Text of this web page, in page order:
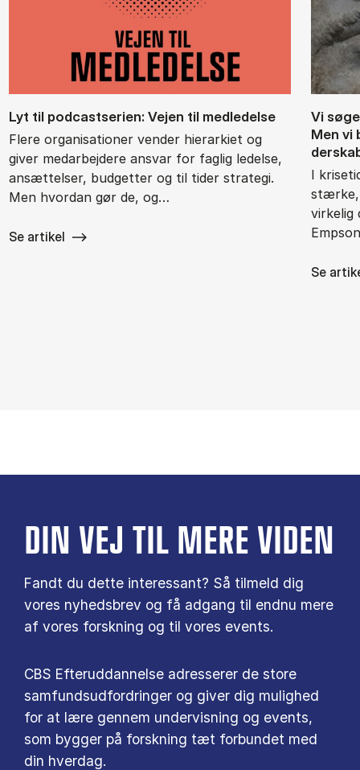
Lyt til po­dcast­se­ri­en: Vej­en til med­le­del­se
Flere organisationer vender hierarkiet og
giver medarbejdere ansvar for faglig ledelse,
ansættelser, budgetter og til tider strategi.
Men hvordan gør de, og…
Se artikel
Vi
Men vi
I
stærke,
virkelig
Se
DIN VEJ TIL MERE VIDEN
Fandt du dette interessant? Så tilmeld dig
vores nyhedsbrev og få adgang til endnu mere
af vores forskning og til vores events.
CBS Efteruddannelse adresserer de store
samfundsudfordringer og giver dig mulighed
for at lære gennem undervisning og events,
som bygger på forskning tæt forbundet med
din hverdag.